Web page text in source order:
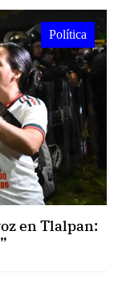
Política
en Tlalpan: